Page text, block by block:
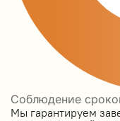
Соблюдение
Мы гарантируем